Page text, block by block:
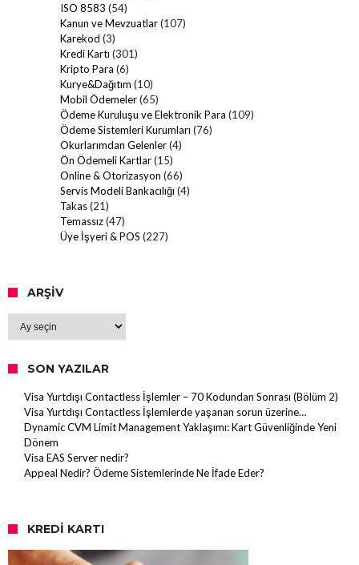
ISO 8583 (54)
Kanun ve Mevzuatlar(107)
Karekod (3)
Kredi Kartı (301)
Kripto Para (6)
Kurye&Dağıtım (10)
Mobil Ödemeler(65)
Ödeme Kuruluşu ve Elektronik Para (109)
Ödeme Sistemleri Kurumları (76)
Okurlarımdan Gelenler(4)
Ön Ödemeli Kartlar(15)
Online & Otorizasyon (66)
Servis Modeli Bankacılığı (4)
Takas(21)
Temassız(47)
Üye İşyeri & POS (227)
ARŞIV
SON YAZILAR
Visa Yurtdışı Contactless İşlemler – 70 Kodundan Sonrası (Bölüm 2)
Visa Yurtdışı Contactless İşlemlerde yaşanan sorun üzerine…
Dynamic CVM Limit Management Yaklaşımı: Kart Güvenliğinde Yeni
Dönem
Visa EAS Server nedir?
Appeal Nedir? Ödeme Sistemlerinde Ne İfade Eder?
KREDI KARTI